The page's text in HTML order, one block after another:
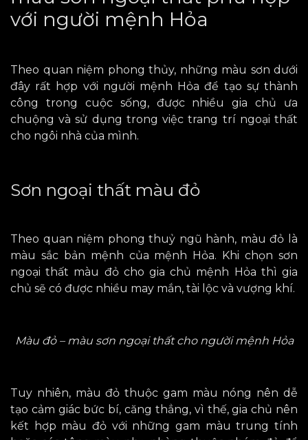
với người mệnh Hỏa
Theo quan niệm phong thủy, những màu sơn dưới
đây rất hợp với người mệnh Hỏa để tạo sự thành
công trong cuộc sống, được nhiều gia chủ ưa
chuộng và sử dụng trong việc trang trí ngoại thất
cho ngôi nhà của mình.
Sơn ngoại thất màu đỏ
Theo quan niệm phong thuỷ ngũ hành, màu đỏ là
màu sắc bản mệnh của mệnh Hỏa. Khi chọn sơn
ngoại thất màu đỏ cho gia chủ mệnh Hỏa thì gia
chủ sẽ có được nhiều may mắn, tài lộc và vượng khí.
Màu đỏ – màu sơn ngoại thất cho người mệnh Hỏa
Tuy nhiên, màu đỏ thuộc gam màu nóng nên dễ
tạo cảm giác bức bí, căng thẳng, vì thế,gia chủ nên
kết hợp màu đỏ với những gam màu trung tính